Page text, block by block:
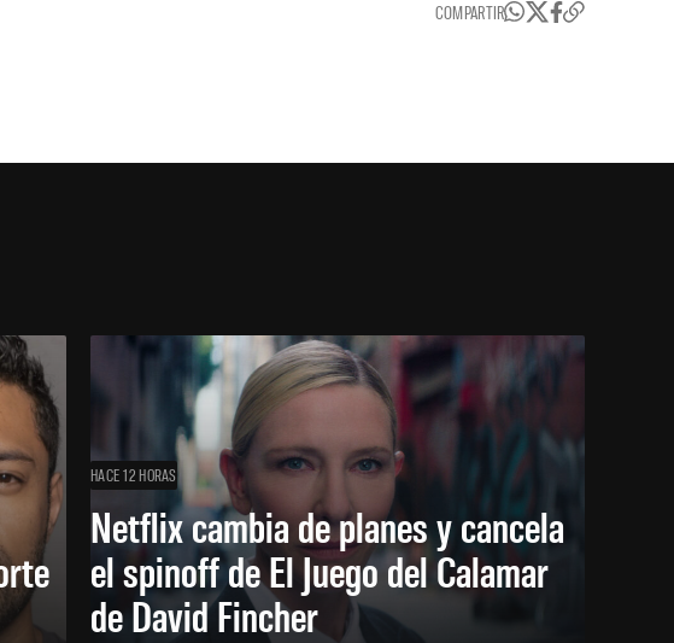
COMPARTIR
HACE 12 HORAS
Netflix cambia de planes y cancela
el spinoff de El Juego del Calamar
de David Fincher